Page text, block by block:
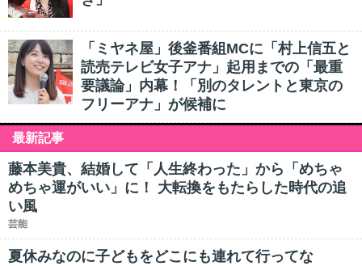
「ミヤネ屋」後釜番組MCに「村上信五と
読売テレビ女子アナ」起用までの「最重
要議論」内幕！「別のタレントと東京の
フリーアナ」が候補に
最新記事
藤本美貴、結婚して「人生終わった」から「めちゃ
めちゃ運がいい」に！ 大転換をもたらした時代の追
い風
芸能
夏休みなのに子どもをどこにも連れて行ってな